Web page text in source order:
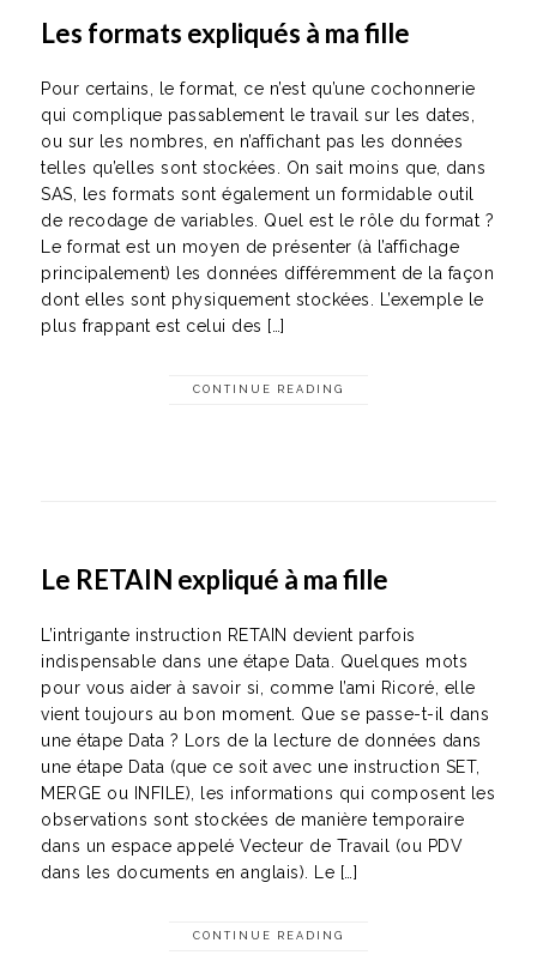
Les formats expliqués à ma fille
Pour certains, le format, ce n’est qu’une cochonnerie
qui complique passablement le travail sur les dates,
ou sur les nombres, en n’affichant pas les données
telles qu’elles sont stockées. On sait moins que, dans
SAS, les formats sont également un formidable outil
de recodage de variables. Quel est le rôle du format ?
Le format est un moyen de présenter (à l’affichage
principalement) les données différemment de la façon
dont elles sont physiquement stockées. L’exemple le
plus frappant est celui des […]
CONTINUE READING
Le RETAIN expliqué à ma fille
L’intrigante instruction RETAIN devient parfois
indispensable dans une étape Data. Quelques mots
pour vous aider à savoir si, comme l’ami Ricoré, elle
vient toujours au bon moment. Que se passe-t-il dans
une étape Data ? Lors de la lecture de données dans
une étape Data (que ce soit avec une instruction SET,
MERGE ou INFILE), les informations qui composent les
observations sont stockées de manière temporaire
dans un espace appelé Vecteur de Travail (ou PDV
dans les documents en anglais). Le […]
CONTINUE READING